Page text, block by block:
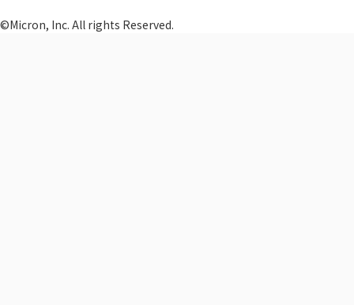
©Micron, Inc. All rights Reserved.